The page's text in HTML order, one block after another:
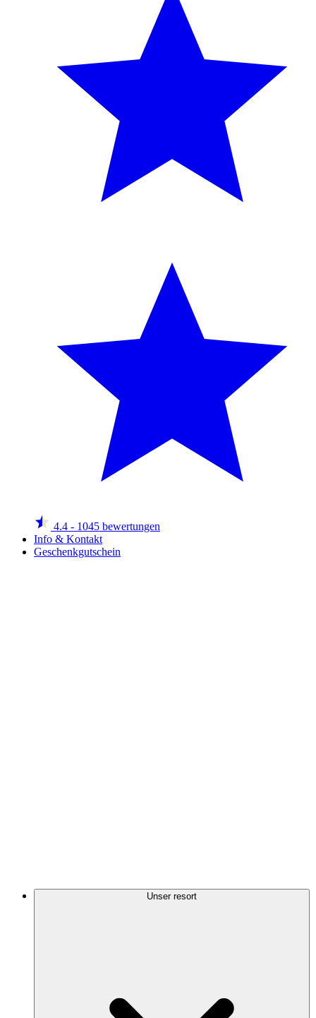
4.4 - 1045 bewertungen
Info & Kontakt
Geschenkgutschein
Unser resort